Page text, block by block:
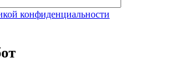
конфиденциальности